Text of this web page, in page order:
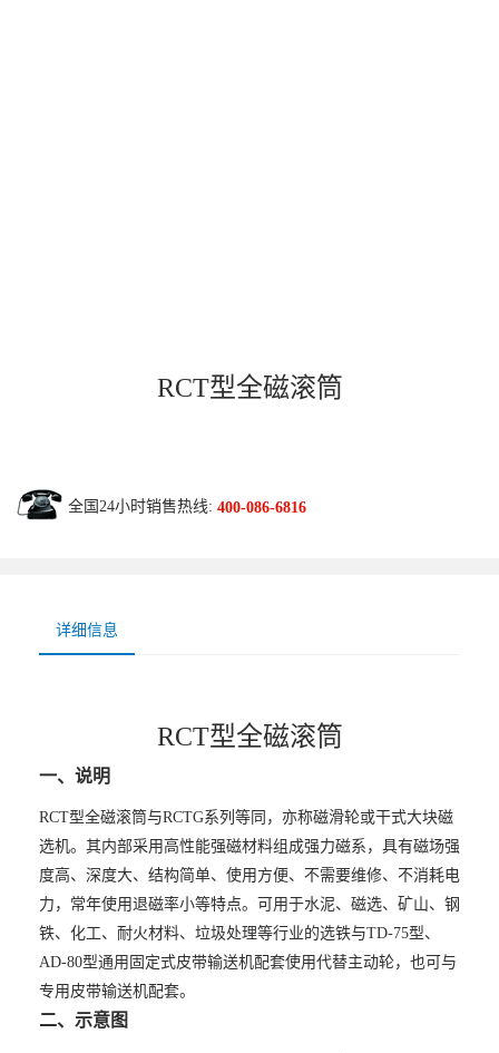
RCT型全磁滚筒
全国24小时销售热线: 400-086-6816
详细信息
RCT型全磁滚筒
一、说明
RCT型全磁滚筒与RCTG系列等同，亦称磁滑轮或干式大块磁
选机。其内部采用高性能强磁材料组成强力磁系，具有磁场强
度高、深度大、结构简单、使用方便、不需要维修、不消耗电
力，常年使用退磁率小等特点。可用于水泥、磁选、矿山、钢
铁、化工、耐火材料、垃圾处理等行业的选铁与TD-75型、
AD-80型通用固定式皮带输送机配套使用代替主动轮，也可与
专用皮带输送机配套。
二、示意图